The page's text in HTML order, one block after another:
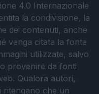
4.0 Internazionale
la condivisione, la
dei contenuti, anche
venga citata la fonte
utilizzate, salvo
provenire da fonti
Qualora autori,
ritengano che un